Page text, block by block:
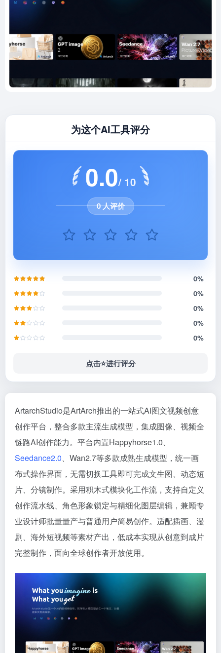
为这个AI工具评分
0.0/ 10
0 人评价
0%
0%
0%
0%
0%
点击⭐️进行评分
ArtarchStudio是ArtArch推出的一站式AI图文视频创意
创作平台，整合多款主流生成模型，集成图像、视频全
链路AI创作能力。平台内置Happyhorse1.0、
Seedance2.0、Wan2.7等多款成熟生成模型，统一画
布式操作界面，无需切换工具即可完成文生图、动态短
片、分镜制作。采用积木式模块化工作流，支持自定义
创作流水线、角色形象锁定与精细化图层编辑，兼顾专
业设计师批量量产与普通用户简易创作。适配插画、漫
剧、海外短视频等素材产出，低成本实现从创意到成片
完整制作，面向全球创作者开放使用。